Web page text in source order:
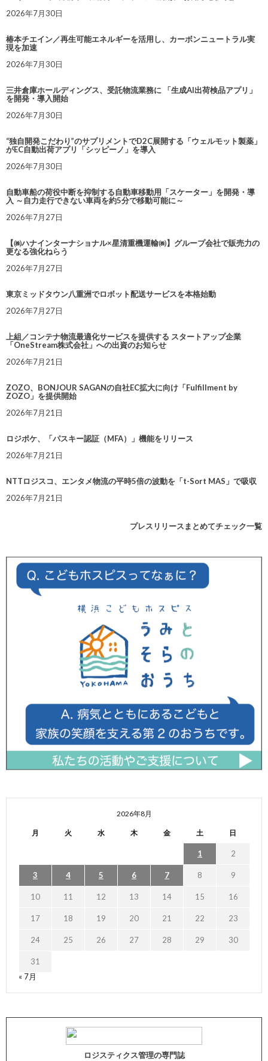
2026年7月30日
椿本チエイン／再生可能エネルギーを活用し、カーボンニュートラル実
現を加速
2026年7月30日
三井倉庫ホールディングス、受託物流業務に 「生成AI出荷検品アプリ」
を開発・導入開始
2026年7月30日
“独自開発こだわり”のサプリメントでD2C展開する「ウェルモット製薬」
がEC自動出荷アプリ「シッピーノ」を導入
2026年7月30日
自動車船の荷役中断を抑制する自動車移動用「スケーター」を開発・導
入 ～自力走行できない車両を約5分で移動可能に～
2026年7月27日
【㈱ハナインターナショナル×星清重機運輸㈱】グループ会社で販売力の
更なる強化ねらう
2026年7月27日
東京ミッドタウン八重洲でロボット配送サービスを本格始動
2026年7月27日
上組／コンテナ物流最適化サービスを提供する スタートアップ企業
「OneStream株式会社」への出資のお知らせ
2026年7月21日
ZOZO、BONJOUR SAGANの自社EC拡大に向け「Fulfillment by
ZOZO」を提供開始
2026年7月21日
ロジポケ、「パスキー認証（MFA）」機能をリリース
2026年7月21日
NTTロジスコ、エンタメ物流の平時5倍の波動を「t-Sort MAS」で吸収
2026年7月21日
プレスリリースまとめてチェック一覧
2026年8月
月 火 水 木 金 土 日
1 2
3 4 5 6 7 8 9
10 11 12 13 14 15 16
17 18 19 20 21 22 23
24 25 26 27 28 29 30
31
« 7月
ロジスティクス管理の専門誌